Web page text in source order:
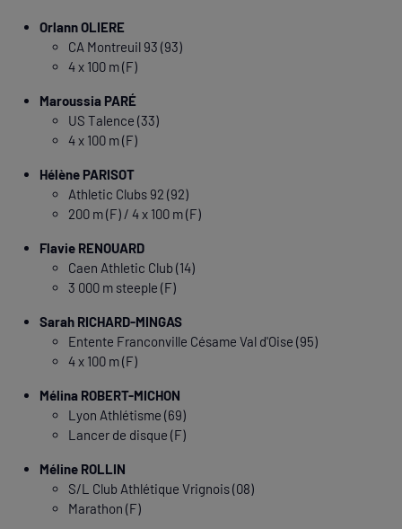
Orlann OLIERE
CA Montreuil 93 (93)
4 x 100 m (F)
Maroussia PARÉ
US Talence (33)
4 x 100 m (F)
Hélène PARISOT
Athletic Clubs 92 (92)
200 m (F) / 4 x 100 m (F)
Flavie RENOUARD
Caen Athletic Club (14)
3 000 m steeple (F)
Sarah RICHARD-MINGAS
Entente Franconville Césame Val d'Oise (95)
4 x 100 m (F)
Mélina ROBERT-MICHON
Lyon Athlétisme (69)
Lancer de disque (F)
Méline ROLLIN
S/L Club Athlétique Vrignois (08)
Marathon (F)